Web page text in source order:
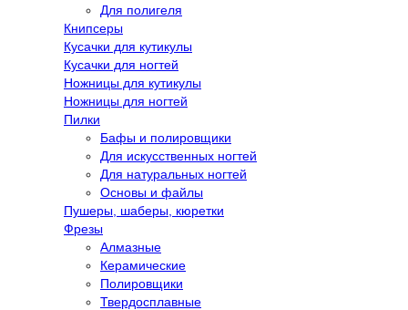
Для полигеля
Книпсеры
Кусачки для кутикулы
Кусачки для ногтей
Ножницы для кутикулы
Ножницы для ногтей
Пилки
Бафы и полировщики
Для искусственных ногтей
Для натуральных ногтей
Основы и файлы
Пушеры, шаберы, кюретки
Фрезы
Алмазные
Керамические
Полировщики
Твердосплавные